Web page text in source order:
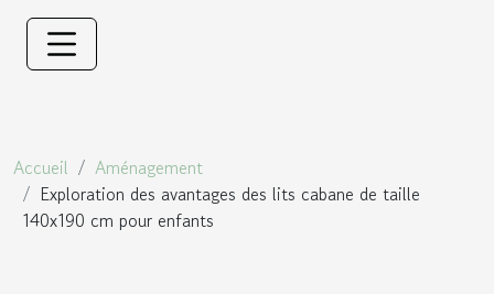
Accueil
Aménagement
Exploration des avantages des lits cabane de taille
140x190 cm pour enfants